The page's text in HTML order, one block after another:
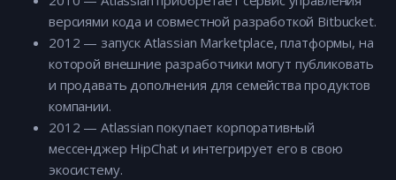
версиями кода и совместной разработкой Bitbucket.
2012 — запуск Atlassian Marketplace, платформы, на
которой внешние разработчики могут публиковать
и продавать дополнения для семейства продуктов
компании.
2012 — Atlassian покупает корпоративный
мессенджер HipChat и интегрирует его в свою
экосистему.